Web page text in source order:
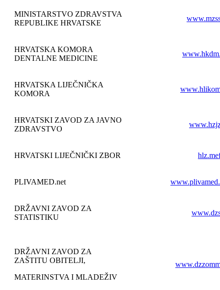
MINISTARSTVO ZDRAVSTVA
REPUBLIKE HRVATSKE
HRVATSKA KOMORA
DENTALNE MEDICINE
HRVATSKA LIJEČNIČKA
KOMORA
HRVATSKI ZAVOD ZA JAVNO
ZDRAVSTVO
HRVATSKI LIJEČNIČKI ZBOR
PLIVAMED.net
DRŽAVNI ZAVOD ZA
STATISTIKU
DRŽAVNI ZAVOD ZA
ZAŠTITU OBITELJI,
MATERINSTVA I MLADEŽIV